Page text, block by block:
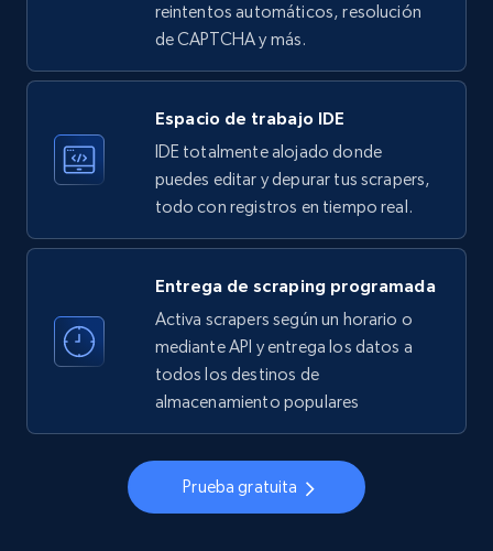
33.5K+ 3.5K+ Prueba gratuita
Instagram - Profiles
Account, Fbid, ID, Followers, Posts count, Is
business account, Is professional account, Is
22.3K+ 3.4K+ Prueba gratuita
Instagram - Profiles - Collect profile
information by user name
Account, Fbid, ID, Followers, Posts count, Is
business account, Is professional account, Is
reintentos automáticos, resolución
de CAPTCHA y más.
Espacio de trabajo IDE
IDE totalmente alojado donde
puedes editar y depurar tus scrapers,
todo con registros en tiempo real.
Entrega de scraping programada
Activa scrapers según un horario o
mediante API y entrega los datos a
todos los destinos de
almacenamiento populares
Prueba gratuita